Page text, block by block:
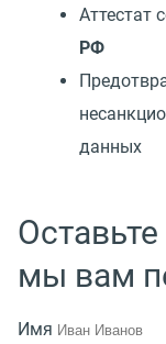
Аттестат
РФ
данных
мы вам
Имя